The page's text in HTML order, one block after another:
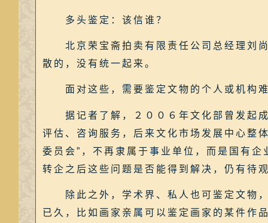
多头鉴定：该信谁？
北京荣宝斋拍卖有限责任公司总经理刘尚
散的，没有统一起来。
面对这些，需要鉴定文物的个人或机构
据记者了解，２００６年文化部曾发起成
评估、咨询服务，后来文化市场发展中心整
委员会”，不再隶属于事业单位，而是国有
转企之后这些问题是否能得到解决，仍有待
除此之外，学术界、私人也可鉴定文物，
已久，比如画家亲属可以鉴定画家的某件作